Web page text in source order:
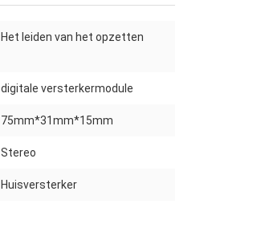
Het leiden van het opzetten
digitale versterkermodule
75mm*31mm*15mm
Stereo
Huisversterker